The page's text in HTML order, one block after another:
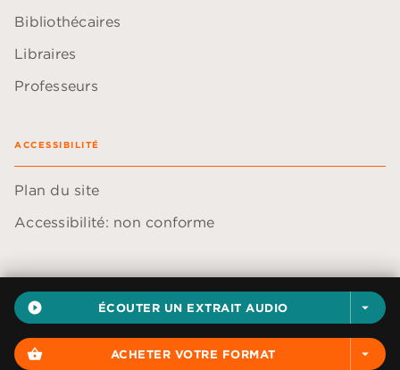
play_circle_filled ÉCOUTER UN EXTRAIT AUDIO arrow_drop_down
shopping_basket ACHETER VOTRE FORMAT arrow_drop_down
Bibliothécaires
Libraires
Professeurs
ACCESSIBILITÉ
Plan du site
Accessibilité: non conforme
Données personnelles
Paramétrer vos cookies
Mentions légales